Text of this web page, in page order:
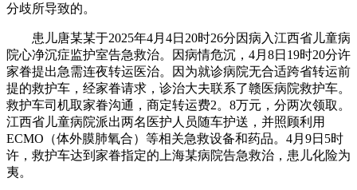
分歧所导致的。
患儿唐某某于2025年4月4日20时26分因病入江西省儿童病
院心净沉症监护室告急救治。因病情危沉，4月8日19时20分许
家眷提出急需连夜转运医治。因为就诊病院无合适跨省转运前
提的救护车，经家眷请求，诊治大夫联系了赣医病院救护车。
救护车司机取家眷沟通，商定转运费2。8万元，分两次领取。
江西省儿童病院派出两名医护人员随车护送，并照顾利用
ECMO（体外膜肺氧合）等相关急救设备和药品。4月9日5时
许，救护车达到家眷指定的上海某病院告急救治，患儿化险为
夷。